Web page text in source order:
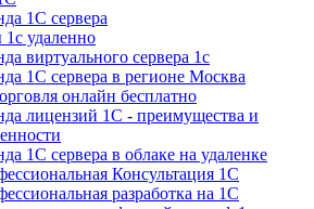
1С сервера
1с удаленно
виртуального сервера 1с
1С сервера в регионе Москва
онлайн бесплатно
лицензий 1С - преимущества и
1С сервера в облаке на удаленке
Консультация 1С
разработка на 1С